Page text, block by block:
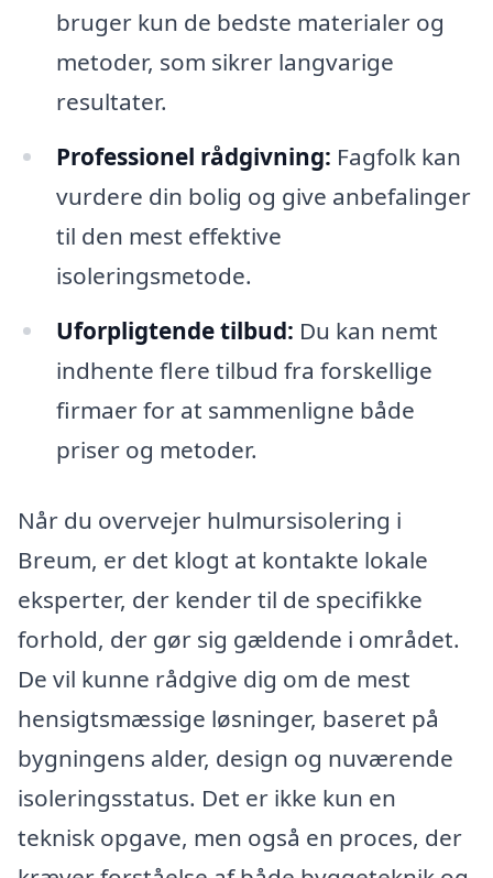
bruger kun de bedste materialer og
metoder, som sikrer langvarige
resultater.
Professionel rådgivning: Fagfolk kan
vurdere din bolig og give anbefalinger
til den mest effektive
isoleringsmetode.
Uforpligtende tilbud: Du kan nemt
indhente flere tilbud fra forskellige
firmaer for at sammenligne både
priser og metoder.
Når du overvejer hulmursisolering i
Breum, er det klogt at kontakte lokale
eksperter, der kender til de specifikke
forhold, der gør sig gældende i området.
De vil kunne rådgive dig om de mest
hensigtsmæssige løsninger, baseret på
bygningens alder, design og nuværende
isoleringsstatus. Det er ikke kun en
teknisk opgave, men også en proces, der